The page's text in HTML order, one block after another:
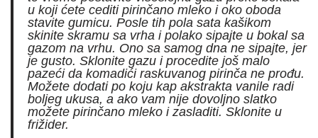
u koji ćete cediti pirinčano mleko i oko oboda
stavite gumicu. Posle tih pola sata kašikom
skinite skramu sa vrha i polako sipajte u bokal sa
gazom na vrhu. Ono sa samog dna ne sipajte, jer
je gusto. Sklonite gazu i procedite još malo
pazeći da komadići raskuvanog pirinča ne prođu.
Možete dodati po koju kap akstrakta vanile radi
boljeg ukusa, a ako vam nije dovoljno slatko
možete pirinčano mleko i zasladiti. Sklonite u
frižider.